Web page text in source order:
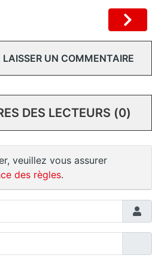
LAISSER UN COMMENTAIRE
DES LECTEURS (0)
veuillez vous assurer
des règles.